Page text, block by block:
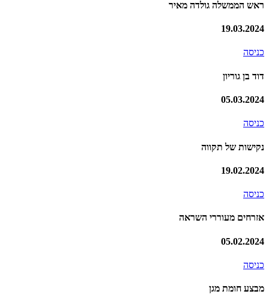
ראש הממשלה גולדה מאיר
19.03.2024
כניסה
דוד בן גוריון
05.03.2024
כניסה
נקישות של תקווה
19.02.2024
כניסה
אזרחים מעוררי השראה
05.02.2024
כניסה
מבצע חומת מגן